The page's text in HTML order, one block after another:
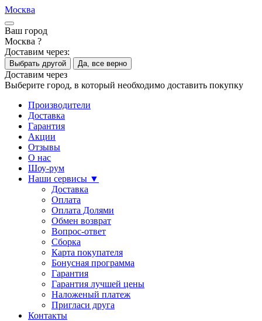
Москва
Ваш город
Москва ?
Доставим через:
Выбрать другой Да, все верно
Доставим через
Выберите город, в который необходимо доставить покупку
Производители
Доставка
Гарантия
Акции
Отзывы
О нас
Шоу-рум
Наши сервисы ▼
Доставка
Оплата
Оплата Долями
Обмен возврат
Вопрос-ответ
Сборка
Карта покупателя
Бонусная программа
Гарантия
Гарантия лучшей цены
Наложеный платеж
Пригласи друга
Контакты